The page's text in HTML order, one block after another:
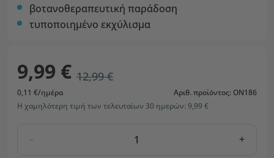
βοτανοθεραπευτική παράδοση
τυποποιημένο εκχύλισμα
9,99 € 12,99 €
0,11 €/ημέρα
Αριθ. προϊόντος: ON186
Η χαμηλότερη τιμή των τελευταίων 30 ημερών: 9,99 €
- +